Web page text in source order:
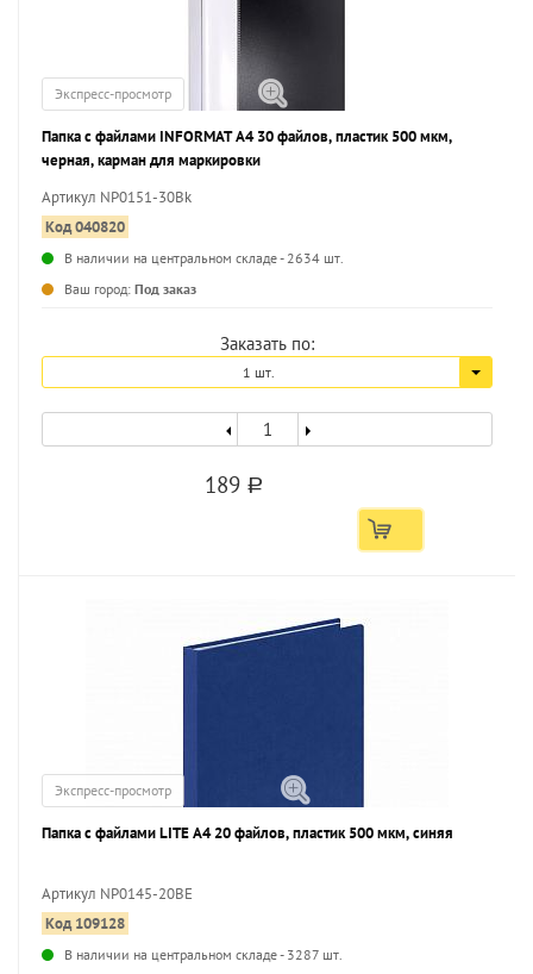
Экспресс-просмотр
Папка с файлами INFORMAT А4 30 файлов, пластик 500 мкм,
черная, карман для маркировки
Артикул NP0151-30Bk
Код 040820
В наличии на центральном складе - 2634 шт.
Ваш город: Под заказ
Заказать по:
1 шт.
189 a
Экспресс-просмотр
Папка с файлами LITE А4 20 файлов, пластик 500 мкм, синяя
Артикул NP0145-20BE
Код 109128
В наличии на центральном складе - 3287 шт.